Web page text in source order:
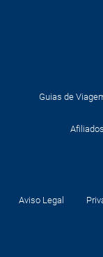
Guias de
Afiliados
Aviso Legal